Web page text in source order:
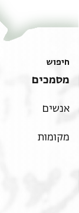
חיפוש
מסמכים
אנשים
מקומות